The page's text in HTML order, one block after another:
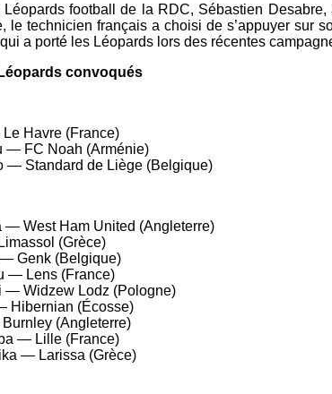
Léopards football de la RDC, Sébastien
le technicien français a choisi de s’appuyer sur
a porté les Léopards lors des récentes
convoqués
Havre (France)
— FC Noah (Arménie)
— Standard de Liège (Belgique)
— West Ham United (Angleterre)
(Grèce)
Genk (Belgique)
— Lens (France)
— Widzew Lodz (Pologne)
Hibernian (Écosse)
(Angleterre)
— Lille (France)
— Larissa (Grèce)